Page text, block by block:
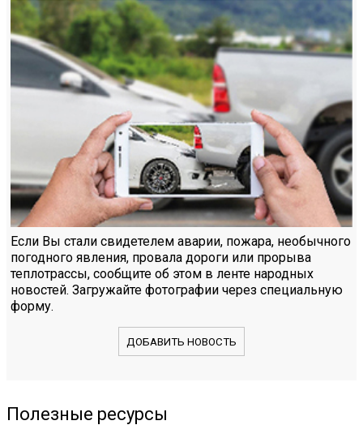
Если Вы стали свидетелем аварии, пожара, необычного
погодного явления, провала дороги или прорыва
теплотрассы, сообщите об этом в ленте народных
новостей. Загружайте фотографии через специальную
форму.
ДОБАВИТЬ НОВОСТЬ
Полезные ресурсы